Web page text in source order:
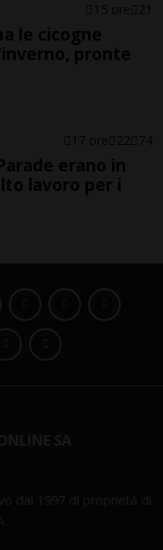
15 ore 21
le cicogne
pronte
17 ore 22 74
erano in
lavoro per i